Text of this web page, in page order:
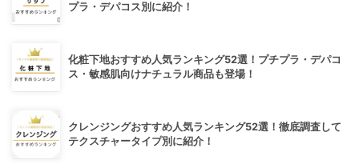
プラ・デパコス別に紹介！
化粧下地おすすめ人気ランキング52選！プチプラ・デパコ
ス・敏感肌向けナチュラル商品も登場！
クレンジングおすすめ人気ランキング52選！徹底調査して
テクスチャータイプ別に紹介！